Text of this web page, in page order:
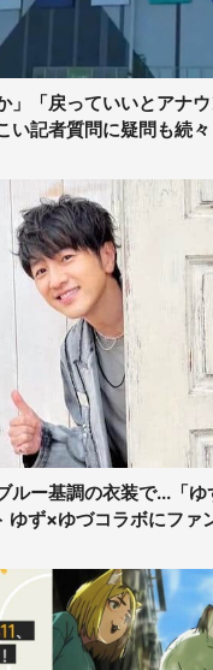
」「戻っていいとアナ
い記者質問に疑問も続々
ルー基調の衣装で...「
ゆず×ゆづコラボにファ